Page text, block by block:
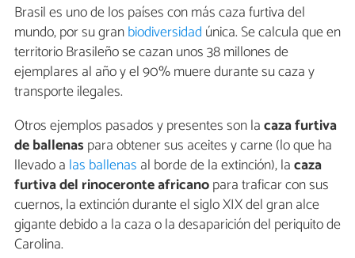
Brasil es uno de los países con más caza furtiva del
mundo, por su granbiodiversidad única. Se calcula que en
territorio Brasileño se cazan unos 38 millones de
ejemplares al año y el 90% muere durante su caza y
transporte ilegales.
Otros ejemplos pasados y presentes son lacaza furtiva
de ballenas para obtener sus aceites y carne (lo que ha
llevado a las ballenas al borde de la extinción), lacaza
furtiva del rinoceronte africanopara traficar con sus
cuernos, la extinción durante el siglo XIX del gran alce
gigante debido a la caza o la desaparición del periquito de
Carolina.